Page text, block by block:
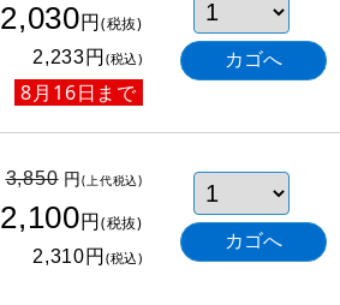
2,030円(税抜)
2,233円(税込)
8月16日まで
3,850円(上代税込)
2,100円(税抜)
2,310円(税込)